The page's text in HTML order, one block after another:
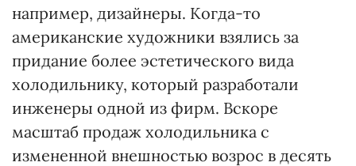
например, дизайнеры. Когда-то
американские художники взялись за
придание более эстетического вида
холодильнику, который разработали
инженеры одной из фирм. Вскоре
масштаб продаж холодильника с
измененной внешностью возрос в десять